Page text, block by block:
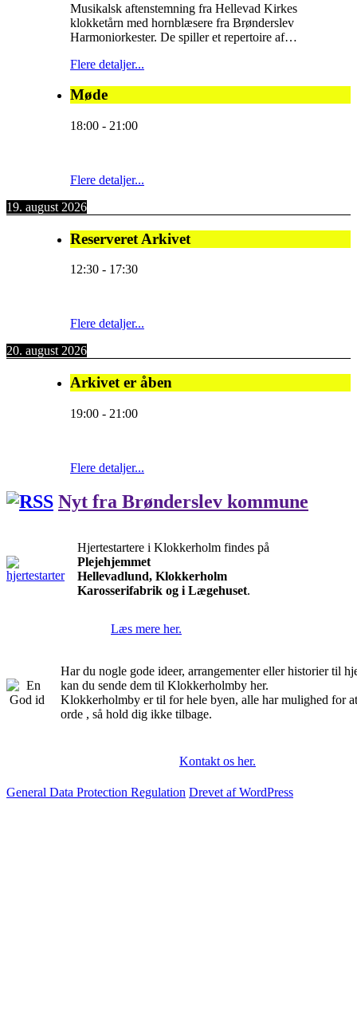
Musikalsk aftenstemning fra Hellevad Kirkes
klokketårn med hornblæsere fra Brønderslev
Harmoniorkester. De spiller et repertoire af…
Flere detaljer...
Møde
18:00 - 21:00
Flere detaljer...
19. august 2026
Reserveret Arkivet
12:30 - 17:30
Flere detaljer...
20. august 2026
Arkivet er åben
19:00 - 21:00
Flere detaljer...
Nyt fra Brønderslev kommune
Hjertestartere i Klokkerholm findes på
Plejehjemmet
Hellevadlund, Klokkerholm
Karosserifabrik og i Lægehuset.
Læs mere her.
Har du nogle gode ideer, arrangementer eller historier til
kan du sende dem til Klokkerholmby her.
Klokkerholmby er til for hele byen, alle har mulighed for
orde , så hold dig ikke tilbage.
Kontakt os her.
General Data Protection Regulation Drevet af WordPress